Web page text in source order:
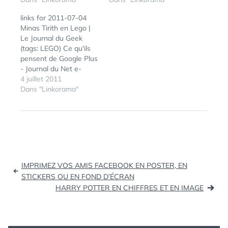
tendance à jouer
environ 14,7 heures par
mois (tags: iphone
gaming) Classement :
les meilleurs journaux
sur Facebook -
Etreintes digitales (tags:
journaux…
fourniture de…
links for 2011-07-04
Minas Tirith en Lego |
Le Journal du Geek
(tags: LEGO) Ce qu'ils
pensent de Google Plus
- Journal du Net e-
Business (tags:
google+) Connaissez-
Doodles de Google ? |
Google Analytics -
Google…
4 juillet 2011
Dans "Linkorama"
Navigation
de
l’article
IMPRIMEZ VOS AMIS FACEBOOK EN POSTER, EN
STICKERS OU EN FOND D’ÉCRAN
HARRY POTTER EN CHIFFRES ET EN IMAGE